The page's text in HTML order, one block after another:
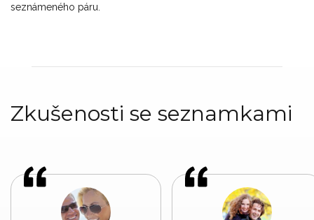
seznámeného páru.
Zkušenosti se seznamkami